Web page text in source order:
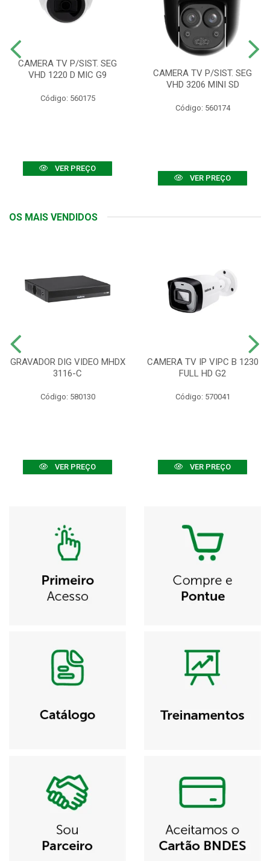
CAMERA TV P/SIST. SEG
VHD 1220 D MIC G9
Código: 560175
VER PREÇO
CAMERA TV P/SIST. SEG
VHD 3206 MINI SD
Código: 560174
VER PREÇO
OS MAIS VENDIDOS
GRAVADOR DIG VIDEO MHDX
3116-C
Código: 580130
VER PREÇO
CAMERA TV IP VIPC B 1230
FULL HD G2
Código: 570041
VER PREÇO